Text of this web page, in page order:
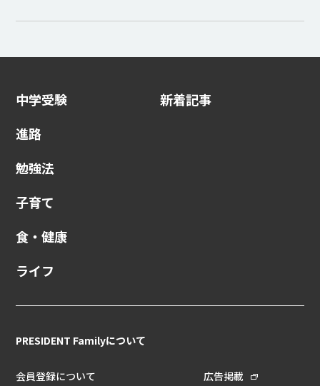
中学受験
進路
勉強法
子育て
食・健康
ライフ
新着記事
PRESIDENT Familyについて
会員登録について
広告掲載